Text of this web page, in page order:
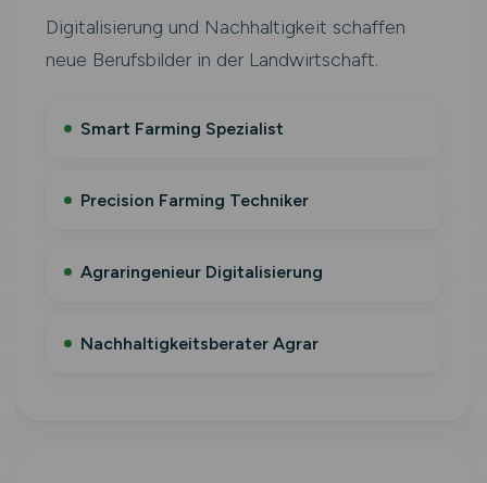
Digitalisierung und Nachhaltigkeit schaffen
neue Berufsbilder in der Landwirtschaft.
Smart Farming Spezialist
Precision Farming Techniker
Agraringenieur Digitalisierung
Nachhaltigkeitsberater Agrar